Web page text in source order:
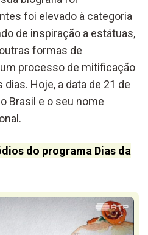
foi elevado à categoria
de inspiração a estátuas,
formas de
processo de mitificação
Hoje, a data de 21 de
Brasil e o seu nome
do programa Dias da